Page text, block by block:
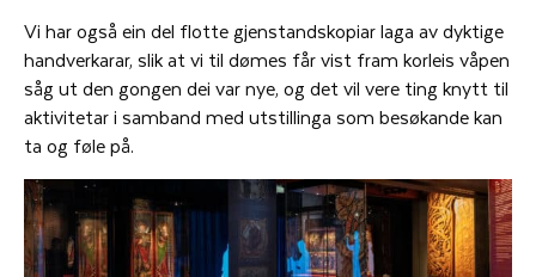
Vi har også ein del flotte gjenstandskopiar laga av dyktige
handverkarar, slik at vi til dømes får vist fram korleis våpen
såg ut den gongen dei var nye, og det vil vere ting knytt til
aktivitetar i samband med utstillinga som besøkande kan
ta og føle på.